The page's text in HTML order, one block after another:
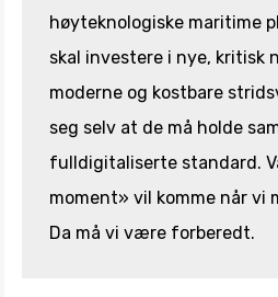
høyteknologiske maritime
skal investere i nye, kritisk
moderne og kostbare
seg selv at de må holde
fulldigitaliserte standard.
moment» vil komme når vi
Da må vi være forberedt.